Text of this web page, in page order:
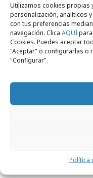
Utilizamos cookies propias
personalización, analíticos
con tus preferencias
navegación. Clica AQUÍ
Cookies. Puedes aceptar
"Aceptar" o configurarlas o
"Configurar".
Política
y
Comparte
Noticias